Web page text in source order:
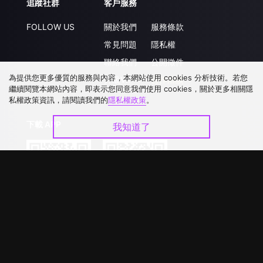
追蹤社群
FOLLOW US
客戶服務
關於我們
常見問題
聯絡我們
升級VIP
服務條款
隱私權
公開徵件
合作洽談
為提供您更多優質的服務與內容，本網站使用 cookies 分析技術。若您
繼續閱覽本網站內容，即表示您同意我們使用 cookies，關於更多相關隱
私權政策資訊，請閱讀我們的隱私權政策。
我知道了